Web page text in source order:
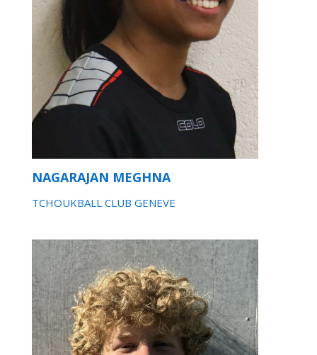
NAGARAJAN MEGHNA
TCHOUKBALL CLUB GENEVE